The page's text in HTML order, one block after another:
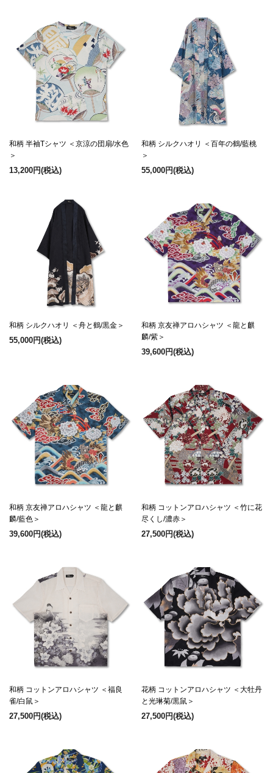
和柄 半袖Tシャツ ＜京涼の団扇/水色
＞
13,200円(税込)
和柄 シルクハオリ ＜百年の鶴/藍桃
＞
55,000円(税込)
和柄 シルクハオリ ＜舟と鶴/黒金＞
55,000円(税込)
和柄 京友禅アロハシャツ ＜龍と麒
麟/紫＞
39,600円(税込)
和柄 京友禅アロハシャツ ＜龍と麒
麟/藍色＞
39,600円(税込)
和柄 コットンアロハシャツ ＜竹に花
尽くし/濃赤＞
27,500円(税込)
和柄 コットンアロハシャツ ＜福良
雀/白鼠＞
27,500円(税込)
花柄 コットンアロハシャツ ＜大牡丹
と光琳菊/黒鼠＞
27,500円(税込)